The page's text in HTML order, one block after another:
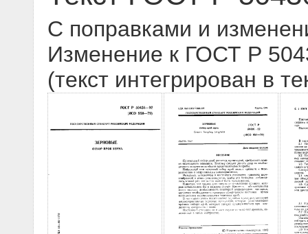
С поправками и
Изменение к ГОСТ Р
(текст интегрирован в